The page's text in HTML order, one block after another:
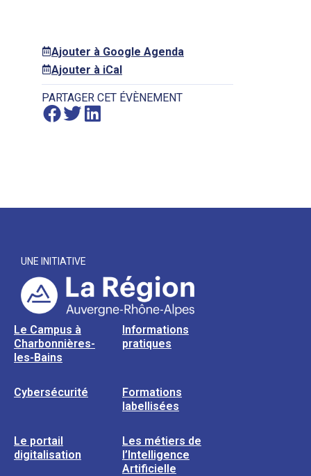
Ajouter à Google Agenda
Ajouter à iCal
PARTAGER CET ÉVÈNEMENT
UNE INITIATIVE
Le Campus à
Charbonnières-
les-Bains
Informations
pratiques
Cybersécurité
Formations
labellisées
Le portail
digitalisation
Les métiers de
l’Intelligence
Artificielle